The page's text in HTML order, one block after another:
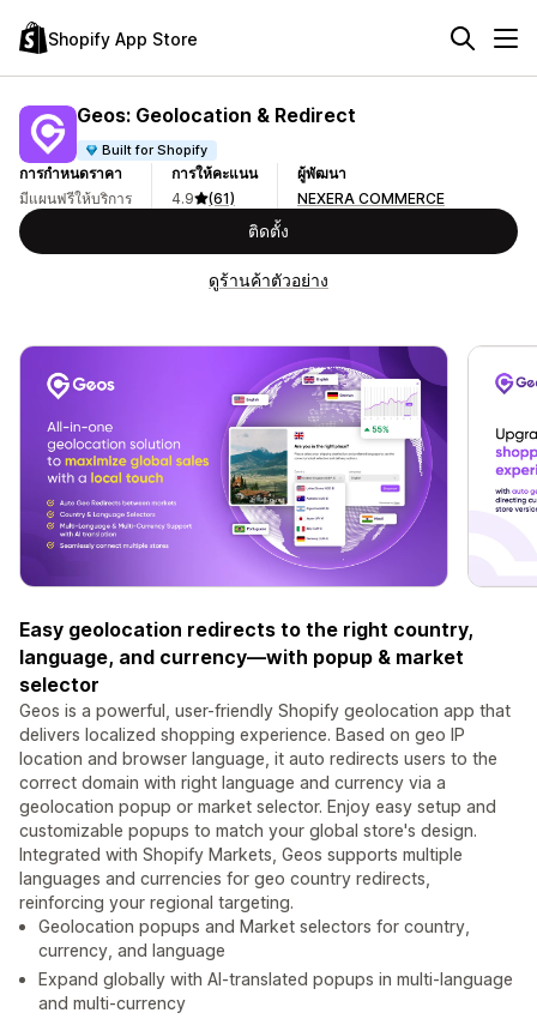
Shopify App Store
Geos: Geolocation & Redirect
Built for Shopify
การกำหนดราคา
มีแผนฟรีให้บริการ
การให้คะแนน
4.9
(61)
ผู้พัฒนา
NEXERA COMMERCE
ติดตั้ง
ดูร้านค้าตัวอย่าง
Easy geolocation redirects to the right country,
language, and currency—with popup & market
selector
Geos is a powerful, user-friendly Shopify geolocation app that
delivers localized shopping experience. Based on geo IP
location and browser language, it auto redirects users to the
correct domain with right language and currency via a
geolocation popup or market selector. Enjoy easy setup and
customizable popups to match your global store's design.
Integrated with Shopify Markets, Geos supports multiple
languages and currencies for geo country redirects,
reinforcing your regional targeting.
Geolocation popups and Market selectors for country,
currency, and language
Expand globally with AI-translated popups in multi-language
and multi-currency